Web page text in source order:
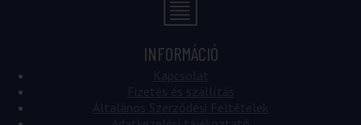
INFORMÁCIÓ